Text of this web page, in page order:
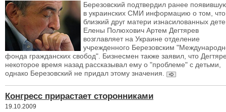
Березовский подтвердил ранее
в украинских СМИ информацию о том, что
близкий друг матери изнасилованных
Елены Полюхович Артем Дегтярев
возглавляет на Украине отделение
учрежденного Березовским
фонда гражданских свобод". Бизнесмен также заявил, что
некоторое время назад рассказывал ему о "проблеме" с детьми,
однако Березовский не придал этому значения.
Конгресс прирастает сторонниками
19.10.2009